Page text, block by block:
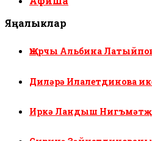
Яңалыклар
Җырчы Альбина
Диләрә Илалетдинова
Иркә Ландыш